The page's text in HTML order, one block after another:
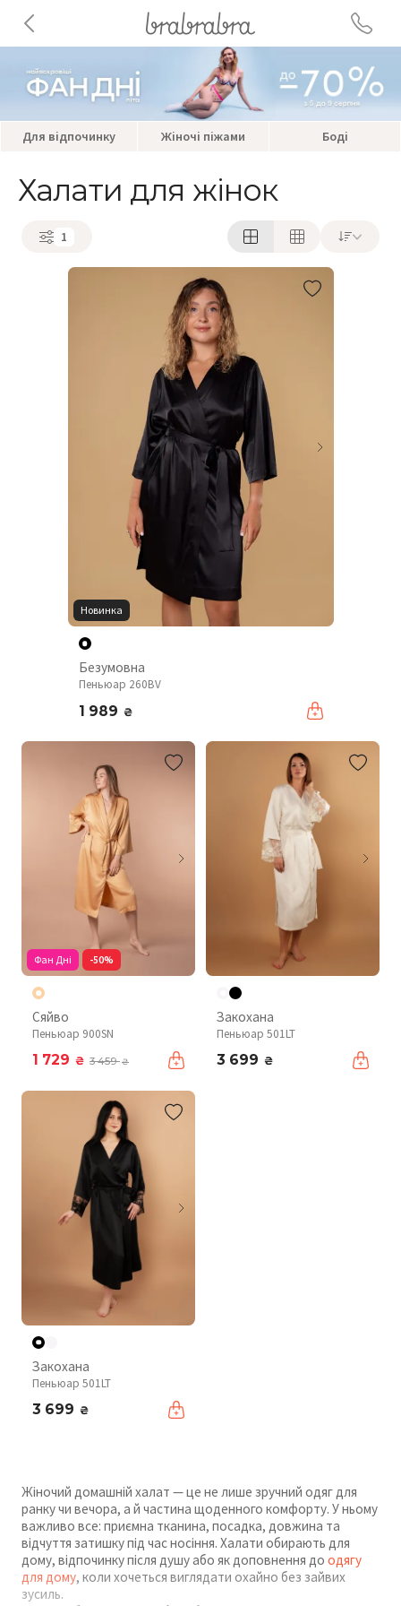
Для відпочинку Жіночі піжами Боді
Халати для жінок
1
Новинка
Безумовна
Пеньюар 260BV
1 989 ₴
Фан Дні -50%
Сяйво
Пеньюар 900SN
1 729 ₴ 3 459₴
Закохана
Пеньюар 501LT
3 699 ₴
Закохана
Пеньюар 501LT
3 699 ₴
Жіночий домашній халат — це не лише зручний одяг для
ранку чи вечора, а й частина щоденного комфорту. У ньому
важливо все: приємна тканина, посадка, довжина та
відчуття затишку під час носіння. Халати обирають для
дому, відпочинку після душу або як доповнення до одягу
для дому, коли хочеться виглядати охайно без зайвих
зусиль.